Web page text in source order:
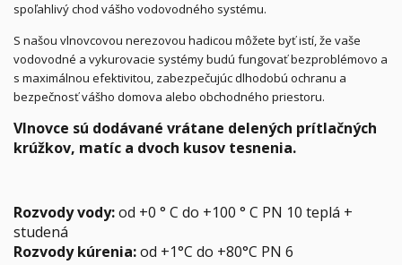
spoľahlivý chod vášho vodovodného systému.
S našou vlnovcovou nerezovou hadicou môžete byť istí, že vaše
vodovodné a vykurovacie systémy budú fungovať bezproblémovo a
s maximálnou efektivitou, zabezpečujúc dlhodobú ochranu a
bezpečnosť vášho domova alebo obchodného priestoru.
Vlnovce sú dodávané vrátane delených prítlačných
krúžkov, matíc a dvoch kusov tesnenia.
Rozvody vody:od +0 ° C do +100 ° C PN 10 teplá +
studená
Rozvody kúrenia:od +1°C do +80°C PN 6